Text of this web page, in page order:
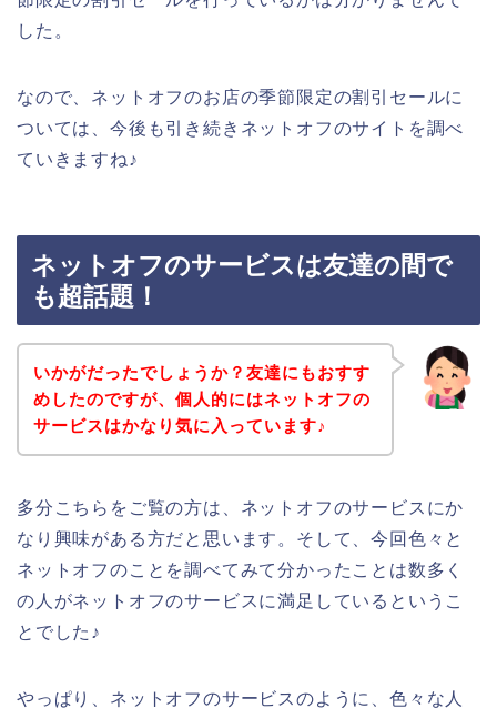
した。
なので、ネットオフのお店の季節限定の割引セールに
ついては、今後も引き続きネットオフのサイトを調べ
ていきますね♪
ネットオフのサービスは友達の間で
も超話題！
いかがだったでしょうか？友達にもおすす
めしたのですが、個人的にはネットオフの
サービスはかなり気に入っています♪
多分こちらをご覧の方は、ネットオフのサービスにか
なり興味がある方だと思います。そして、今回色々と
ネットオフのことを調べてみて分かったことは数多く
の人がネットオフのサービスに満足しているというこ
とでした♪
やっぱり、ネットオフのサービスのように、色々な人